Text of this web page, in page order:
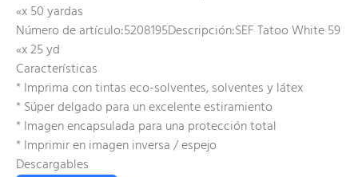
«x 50 yardas
Número de artículo:5208195Descripción:SEF Tatoo White 59
«x 25 yd
Características
* Imprima con tintas eco-solventes, solventes y látex
* Súper delgado para un excelente estiramiento
* Imagen encapsulada para una protección total
* Imprimir en imagen inversa / espejo
Descargables